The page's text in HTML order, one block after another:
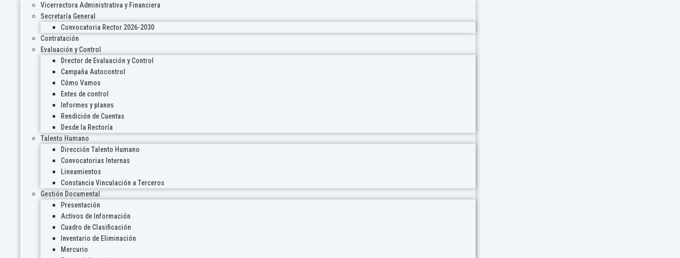
Vicerrectora Administrativa y Financiera
Secretaría General
Convocatoria Rector 2026-2030
Contratación
Evaluación y Control
Drector de Evaluación y Control
Campaña Autocontrol
Cómo Vamos
Entes de control
Informes y planes
Rendición de Cuentas
Desde la Rectoría
Talento Humano
Dirección Talento Humano
Convocatorias Internas
Lineamientos
Constancia Vinculación a Terceros
Gestión Documental
Presentación
Activos de Información
Cuadro de Clasificación
Inventario de Eliminación
Mercurio